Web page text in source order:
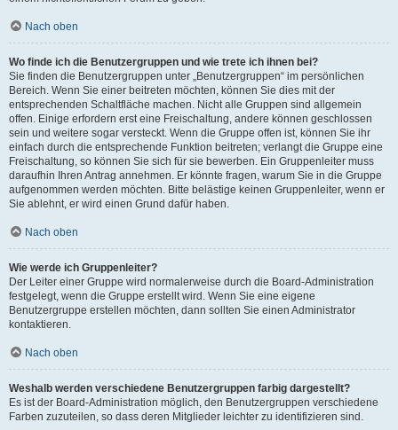
Nach oben
Wo finde ich die Benutzergruppen und wie trete ich ihnen bei?
Sie finden die Benutzergruppen unter „Benutzergruppen“ im persönlichen
Bereich. Wenn Sie einer beitreten möchten, können Sie dies mit der
entsprechenden Schaltfläche machen. Nicht alle Gruppen sind allgemein
offen. Einige erfordern erst eine Freischaltung, andere können geschlossen
sein und weitere sogar versteckt. Wenn die Gruppe offen ist, können Sie ihr
einfach durch die entsprechende Funktion beitreten; verlangt die Gruppe eine
Freischaltung, so können Sie sich für sie bewerben. Ein Gruppenleiter muss
daraufhin Ihren Antrag annehmen. Er könnte fragen, warum Sie in die Gruppe
aufgenommen werden möchten. Bitte belästige keinen Gruppenleiter, wenn er
Sie ablehnt, er wird einen Grund dafür haben.
Nach oben
Wie werde ich Gruppenleiter?
Der Leiter einer Gruppe wird normalerweise durch die Board-Administration
festgelegt, wenn die Gruppe erstellt wird. Wenn Sie eine eigene
Benutzergruppe erstellen möchten, dann sollten Sie einen Administrator
kontaktieren.
Nach oben
Weshalb werden verschiedene Benutzergruppen farbig dargestellt?
Es ist der Board-Administration möglich, den Benutzergruppen verschiedene
Farben zuzuteilen, so dass deren Mitglieder leichter zu identifizieren sind.